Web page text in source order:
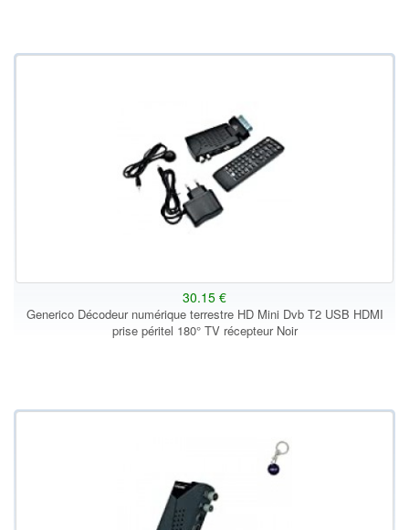
30.15 €
Generico Décodeur numérique terrestre HD Mini Dvb T2 USB HDMI
prise péritel 180° TV récepteur Noir